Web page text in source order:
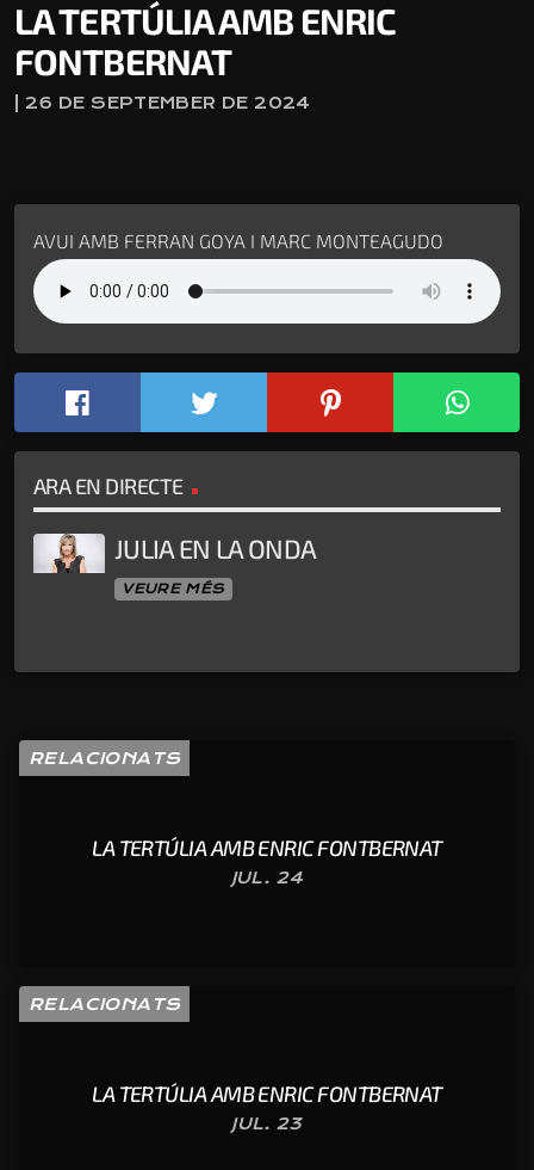
LA TERTÚLIA AMB ENRIC
FONTBERNAT
| 26 DE SEPTEMBER DE 2024
AVUI AMB FERRAN GOYA I MARC MONTEAGUDO
ARA EN DIRECTE
JULIA EN LA ONDA
VEURE MÉS
RELACIONATS
LA TERTÚLIA AMB ENRIC FONTBERNAT
JUL. 24
RELACIONATS
LA TERTÚLIA AMB ENRIC FONTBERNAT
JUL. 23